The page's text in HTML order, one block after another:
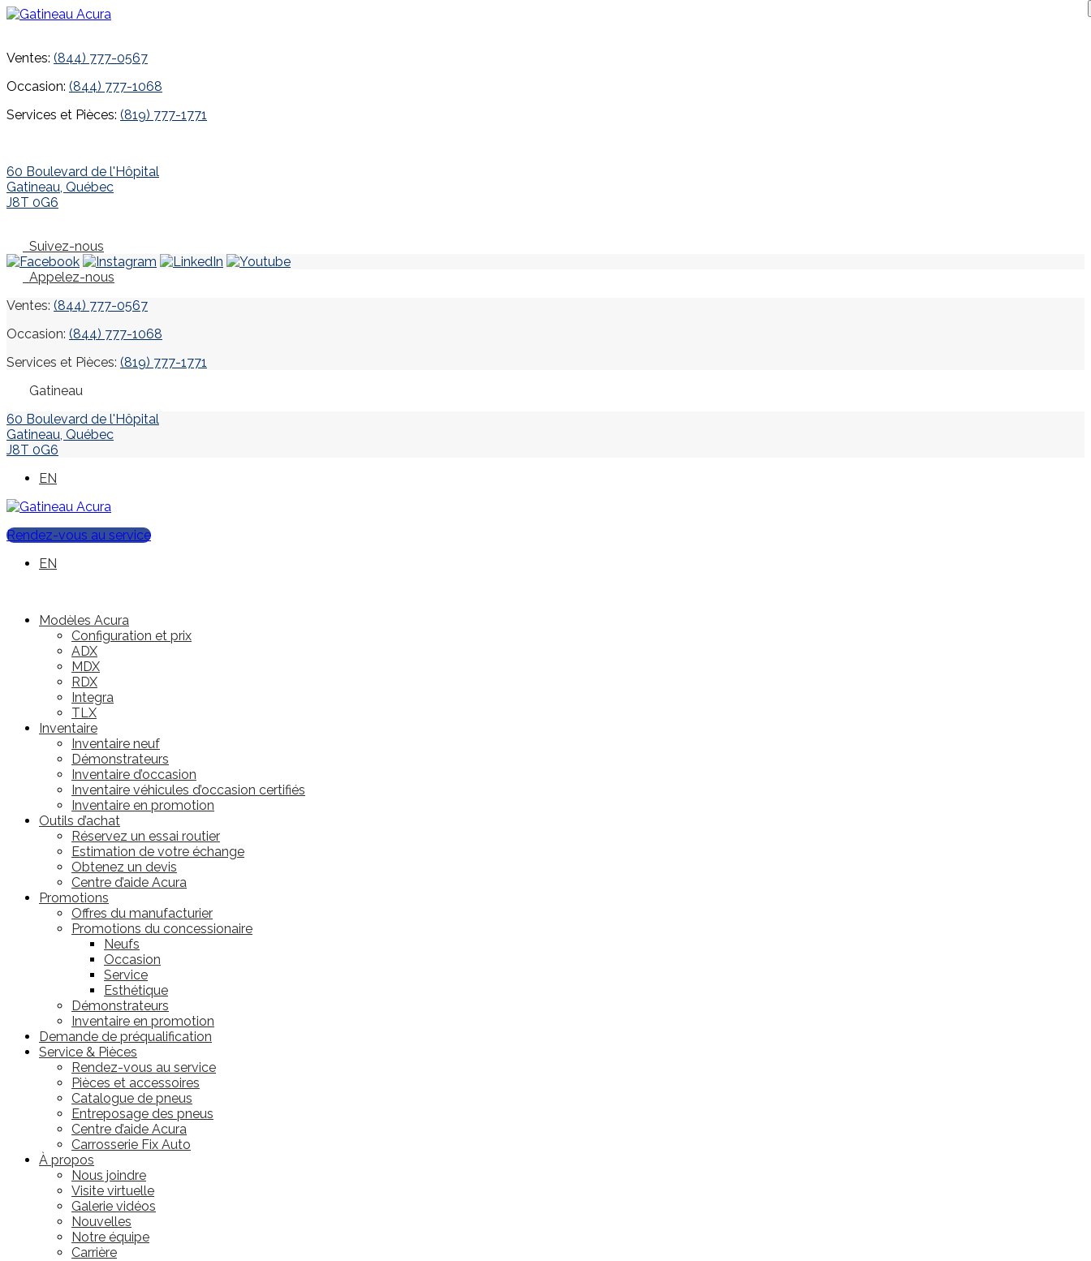
Ventes: (844) 777-0567
Occasion: (844) 777-1068
Services et Pièces: (819) 777-1771
60 Boulevard de l'Hôpital
Gatineau, Québec
J8T 0G6
Suivez-nous
Appelez-nous
Ventes: (844) 777-0567
Occasion: (844) 777-1068
Services et Pièces: (819) 777-1771
Gatineau
60 Boulevard de l'Hôpital
Gatineau, Québec
J8T 0G6
EN
Rendez-vous au service
EN
Modèles Acura
Configuration et prix
ADX
MDX
RDX
Integra
TLX
Inventaire
Inventaire neuf
Démonstrateurs
Inventaire d’occasion
Inventaire véhicules d’occasion certifiés
Inventaire en promotion
Outils d’achat
Réservez un essai routier
Estimation de votre échange
Obtenez un devis
Centre d’aide Acura
Promotions
Offres du manufacturier
Promotions du concessionaire
Neufs
Occasion
Service
Esthétique
Démonstrateurs
Inventaire en promotion
Demande de préqualification
Service & Pièces
Rendez-vous au service
Pièces et accessoires
Catalogue de pneus
Entreposage des pneus
Centre d’aide Acura
Carrosserie Fix Auto
À propos
Nous joindre
Visite virtuelle
Galerie vidéos
Nouvelles
Notre équipe
Carrière